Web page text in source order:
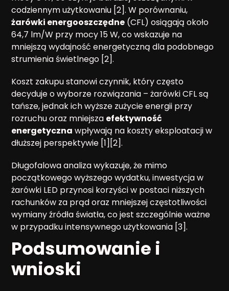
codziennym użytkowaniu [2]. W porównaniu,
żarówki energooszczędne (CFL) osiągają około
64,7 lm/W przy mocy 15 W, co wskazuje na
mniejszą wydajność energetyczną dla podobnego
strumienia świetlnego [2].
Koszt zakupu stanowi czynnik, który często
decyduje o wyborze rozwiązania – żarówki CFL są
tańsze, jednak ich wyższe zużycie energii przy
rozruchu oraz mniejsza efektywność
energetyczna wpływają na koszty eksploatacji w
dłuższej perspektywie [1][2].
Długofalowa analiza wykazuje, że mimo
początkowego wyższego wydatku, inwestycja w
żarówki LED przynosi korzyści w postaci niższych
rachunków za prąd oraz mniejszej częstotliwości
wymiany źródła światła, co jest szczególnie ważne
w przypadku intensywnego użytkowania [3].
Podsumowanie i
wnioski